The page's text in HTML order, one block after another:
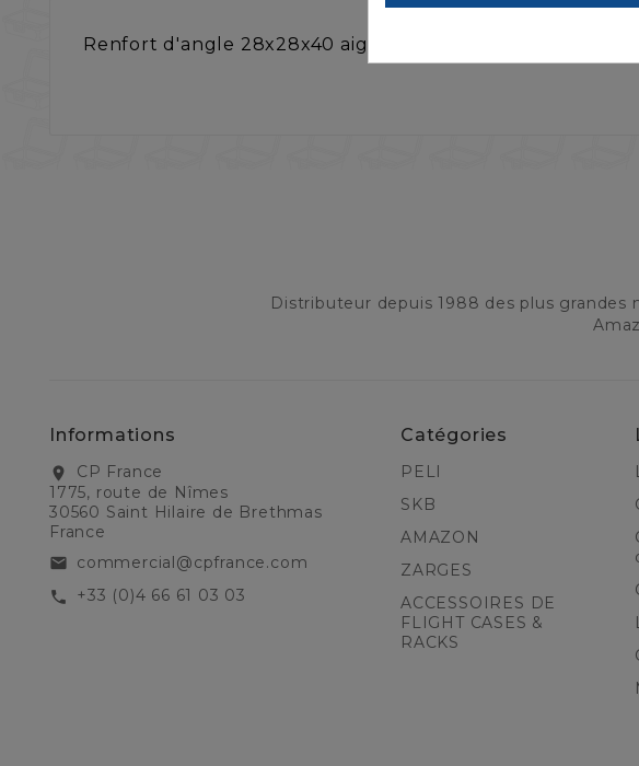
Renfort d'angle 28x28x40 aigu 4 trous noir
Distributeur depuis 1988 des plus grandes
Informations
location_on
CP France
1775, route de Nîmes
30560 Saint Hilaire de Brethmas
France
email commercial@cpfrance.com
call +33 (0)4 66 61 03 03
Catégories
PELI
SKB
AMAZON
ZARGES
ACCESSOIRES DE
FLIGHT CASES &
RACKS